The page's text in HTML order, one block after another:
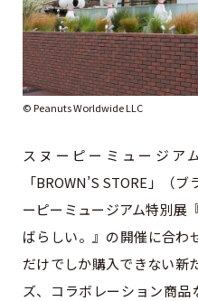
© Peanuts Worldwide LLC
スヌーピーミュージア
「BROWN’S STORE」（
ーピーミュージアム特別
ばらしい。』の開催に合わ
だけでしか購入できない新
ズ、コラボレーション商